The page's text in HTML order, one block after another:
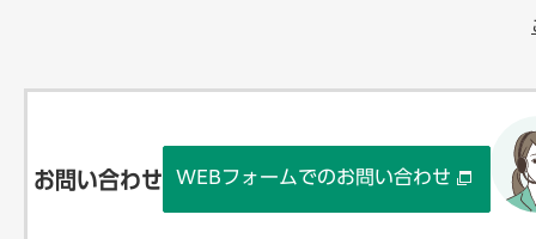
お問い合わせ WEBフォームでのお問い合わせ